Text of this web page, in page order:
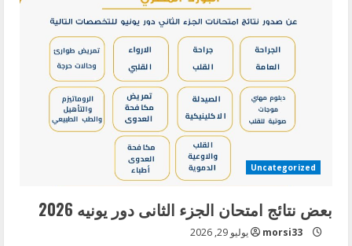
Uncategorized
بعض نتائج امتحان الجزء الثانى دور يونيه 2026
morsi33 يوليو 29, 2026